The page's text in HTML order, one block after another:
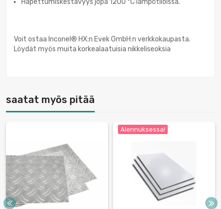
Hapettumiskestävyys jopa 1200 °C lämpötiloissa.
Voit ostaa Inconel® HX:n Evek GmbH:n verkkokaupasta.
Löydät myös muita korkealaatuisia nikkeliseoksia
saatat myös pitää
Alennuksessa!